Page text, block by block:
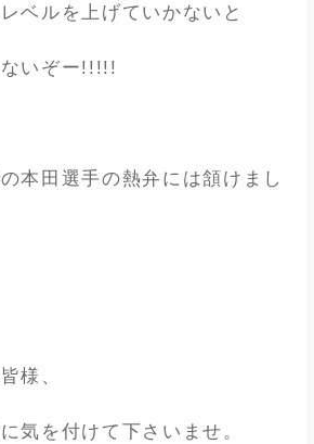
ベルを上げていかないと
いぞー!!!!!
本田選手の熱弁には頷けまし
様、
気を付けて下さいませ。